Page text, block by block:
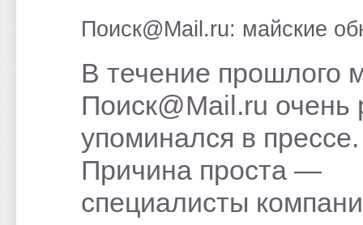
Поиск@Mail.ru: майские
В течение прошлого
Поиск@Mail.ru очень
упоминался в прессе.
Причина проста —
специалисты